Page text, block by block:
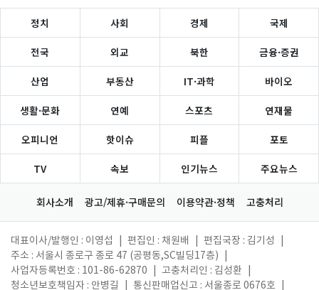
정치 사회 경제 국제
전국 외교 북한 금융·증권
산업 부동산 IT·과학 바이오
생활·문화 연예 스포츠 연재물
오피니언 핫이슈 피플 포토
TV 속보 인기뉴스 주요뉴스
회사소개 광고/제휴·구매문의 이용약관·정책 고충처리
대표이사/발행인 : 이영섭 편집인 : 채원배 편집국장 : 김기성
주소 : 서울시 종로구 종로 47 (공평동,SC빌딩17층)
사업자등록번호 : 101-86-62870
고충처리인 : 김성환
청소년보호책임자 : 안병길
통신판매업신고 : 서울종로 0676호